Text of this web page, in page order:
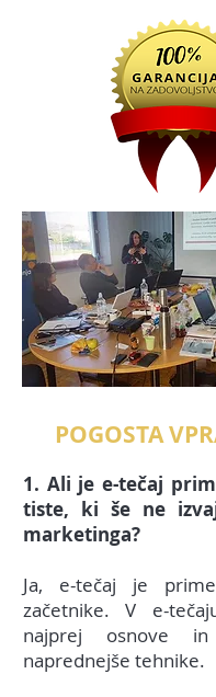
POGOSTA
1. Ali je e-tečaj
tiste, ki še ne
marketinga?
Ja, e-tečaj je
začetnike. V e-
najprej osnove in
naprednejše tehnike.